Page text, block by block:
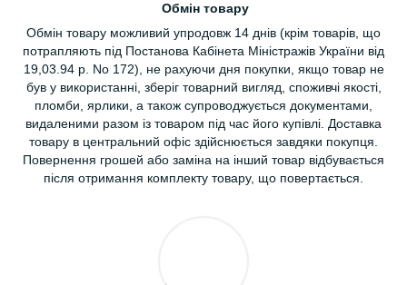
Обмін товару
Обмін товару можливий упродовж 14 днів (крім товарів, що
потрапляють під Постанова Кабінета Міністражів України від
19,03.94 р. No 172), не рахуючи дня покупки, якщо товар не
був у використанні, зберіг товарний вигляд, споживчі якості,
пломби, ярлики, а також супроводжується документами,
видаленими разом із товаром під час його купівлі. Доставка
товару в центральний офіс здійснюється завдяки покупця.
Повернення грошей або заміна на інший товар відбувається
після отримання комплекту товару, що повертається.